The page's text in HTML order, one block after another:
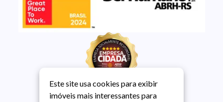
Este site usa cookies para exibir
imóveis mais interessantes para